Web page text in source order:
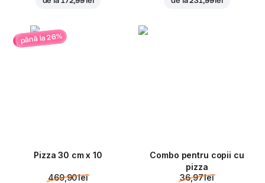
până la 26%
Pizza 30 cm x 10
469,90 lei
Combo pentru copii cu
pizza
36,97 lei